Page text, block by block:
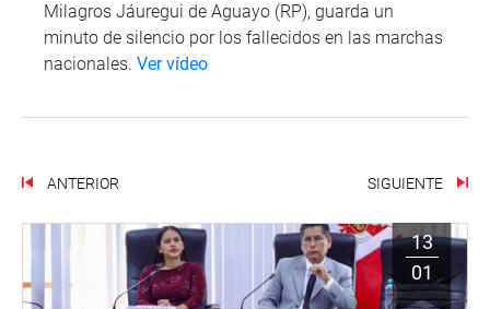
Milagros Jáuregui de Aguayo (RP), guarda un
minuto de silencio por los fallecidos en las marchas
nacionales. Ver vídeo
ANTERIOR SIGUIENTE
13
01